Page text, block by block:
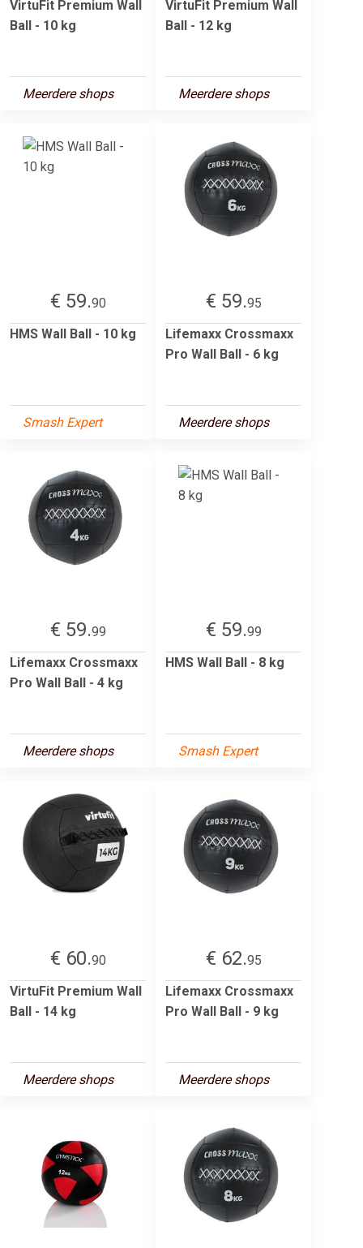
VirtuFit Premium Wall
Ball - 10 kg
Meerdere shops
VirtuFit Premium Wall
Ball - 12 kg
Meerdere shops
€ 59.90
HMS Wall Ball - 10 kg
Smash Expert
€ 59.95
Lifemaxx Crossmaxx
Pro Wall Ball - 6 kg
Meerdere shops
€ 59.99
Lifemaxx Crossmaxx
Pro Wall Ball - 4 kg
Meerdere shops
€ 59.99
HMS Wall Ball - 8 kg
Smash Expert
€ 60.90
VirtuFit Premium Wall
Ball - 14 kg
Meerdere shops
€ 62.95
Lifemaxx Crossmaxx
Pro Wall Ball - 9 kg
Meerdere shops